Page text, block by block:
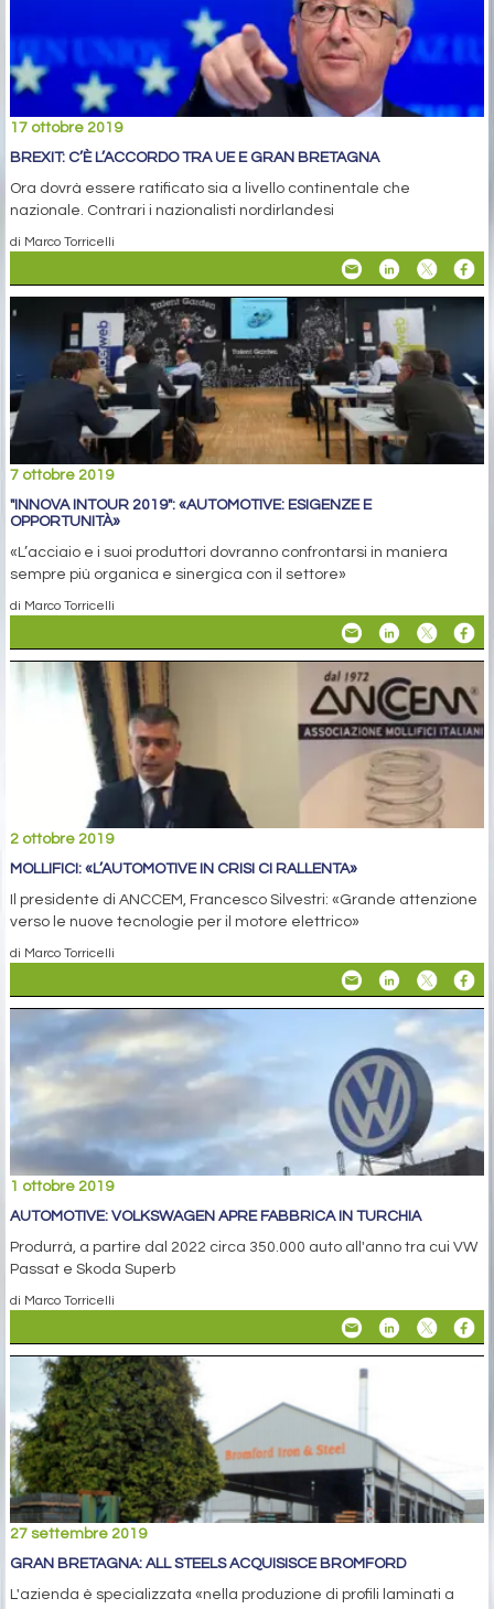
17 ottobre 2019
BREXIT: C’È L’ACCORDO TRA UE E GRAN BRETAGNA
Ora dovrà essere ratificato sia a livello continentale che
nazionale. Contrari i nazionalisti nordirlandesi
di Marco Torricelli
7 ottobre 2019
"INNOVA INTOUR 2019": «AUTOMOTIVE: ESIGENZE E
OPPORTUNITÀ»
«L’acciaio e i suoi produttori dovranno confrontarsi in maniera
sempre più organica e sinergica con il settore»
di Marco Torricelli
2 ottobre 2019
MOLLIFICI: «L’AUTOMOTIVE IN CRISI CI RALLENTA»
Il presidente di ANCCEM, Francesco Silvestri: «Grande attenzione
verso le nuove tecnologie per il motore elettrico»
di Marco Torricelli
1 ottobre 2019
AUTOMOTIVE: VOLKSWAGEN APRE FABBRICA IN TURCHIA
Produrrà, a partire dal 2022 circa 350.000 auto all'anno tra cui VW
Passat e Skoda Superb
di Marco Torricelli
27 settembre 2019
GRAN BRETAGNA: ALL STEELS ACQUISISCE BROMFORD
L'azienda è specializzata «nella produzione di profili laminati a